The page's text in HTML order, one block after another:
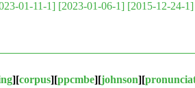
01-11-1] [2023-01-06-1] [2015-12-24-1]
][corpus][ppcmbe][johnson][